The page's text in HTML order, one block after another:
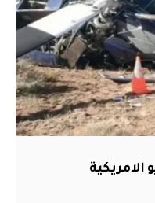
الامريكية